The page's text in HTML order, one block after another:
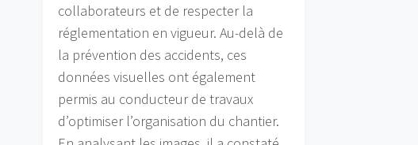
collaborateurs et de respecter la
réglementation en vigueur. Au-delà de
la prévention des accidents, ces
données visuelles ont également
permis au conducteur de travaux
d’optimiser l’organisation du chantier.